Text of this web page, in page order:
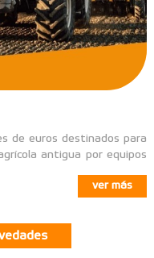
de euros destinados para
antigua por equipos
ver más